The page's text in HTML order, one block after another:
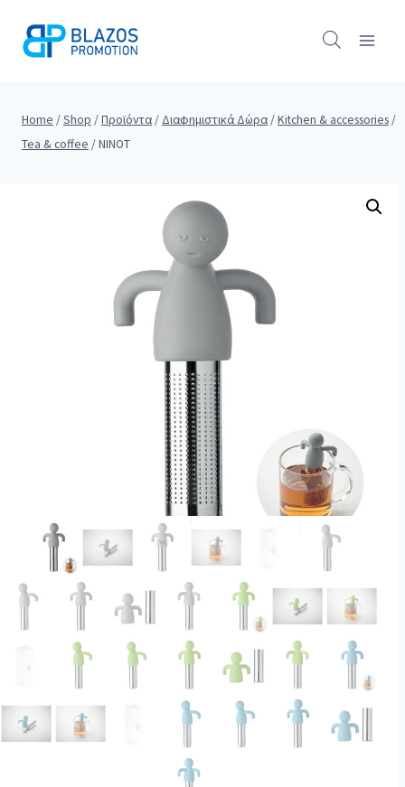
Home /Shop /Προϊόντα / Διαφημιστικά Δώρα /Kitchen & accessories /
Tea & coffee /NINOT